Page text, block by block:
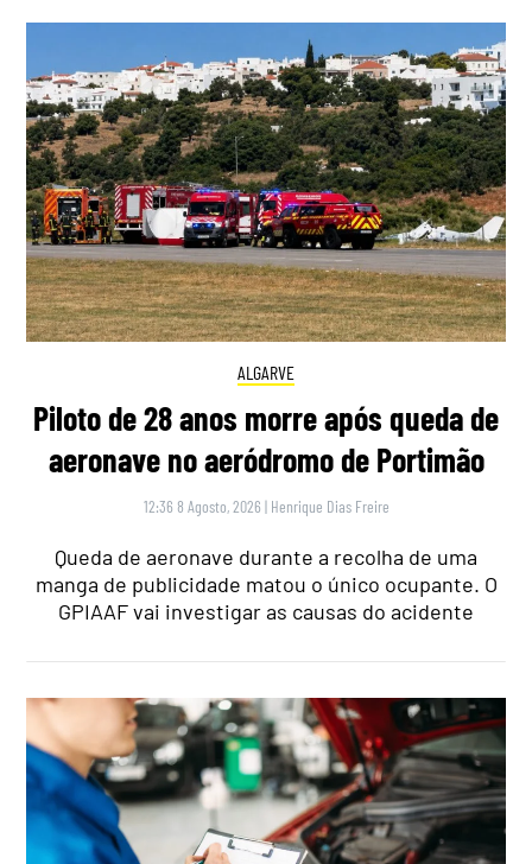
ALGARVE
Piloto de 28 anos morre após queda de
aeronave no aeródromo de Portimão
12:36 8 Agosto, 2026 | Henrique Dias Freire
Queda de aeronave durante a recolha de uma
manga de publicidade matou o único ocupante. O
GPIAAF vai investigar as causas do acidente